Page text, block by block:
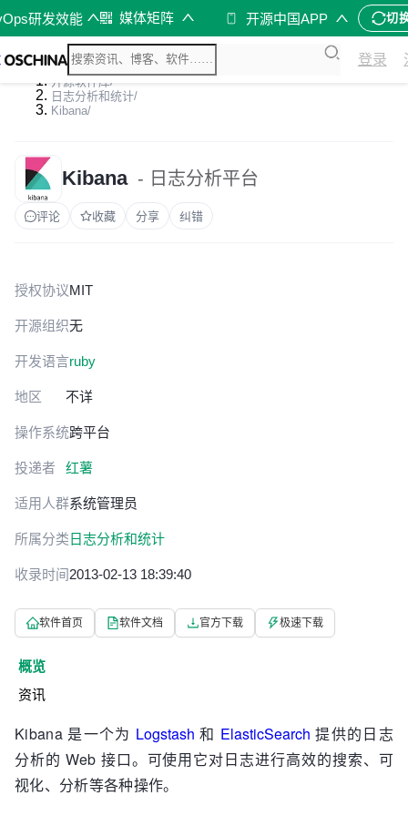
研发效能 媒体矩阵 开源中国APP 切
登录
开源软件库/
日志分析和统计/
Kibana/
Kibana - 日志分析平台
评论 收藏 分享 纠错
授权协议MIT
开源组织无
开发语言ruby
地区 不详
操作系统跨平台
投递者 红薯
适用人群系统管理员
所属分类 日志分析和统计
收录时间2013-02-13 18:39:40
软件首页 软件文档 官方下载 极速下载
概览
资讯
Kibana 是一个为 Logstash 和 ElasticSearch 提供的日志
分析的 Web 接口。可使用它对日志进行高效的搜索、可
视化、分析等各种操作。